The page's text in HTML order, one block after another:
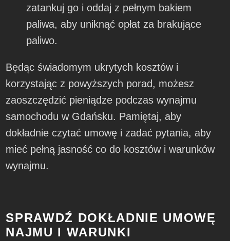
zatankuj go i oddaj z pełnym bakiem
paliwa, aby uniknąć opłat za brakujące
paliwo.
Będąc świadomym ukrytych kosztów i
korzystając z powyższych porad, możesz
zaoszczędzić pieniądze podczas wynajmu
samochodu w Gdańsku. Pamiętaj, aby
dokładnie czytać umowę i zadać pytania, aby
mieć pełną jasność co do kosztów i warunków
wynajmu.
SPRAWDŹ DOKŁADNIE UMOWĘ
NAJMU I WARUNKI